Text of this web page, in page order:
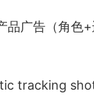
品广告（角色+
tracking